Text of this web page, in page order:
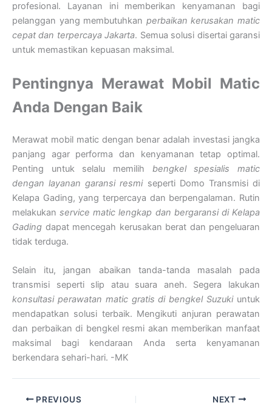
profesional. Layanan ini memberikan kenyamanan bagi
pelanggan yang membutuhkan perbaikan kerusakan matic
cepat dan terpercaya Jakarta. Semua solusi disertai garansi
untuk memastikan kepuasan maksimal.
Pentingnya Merawat Mobil Matic
Anda Dengan Baik
Merawat mobil matic dengan benar adalah investasi jangka
panjang agar performa dan kenyamanan tetap optimal.
Penting untuk selalu memilih bengkel spesialis matic
dengan layanan garansi resmiseperti Domo Transmisi di
Kelapa Gading, yang terpercaya dan berpengalaman. Rutin
melakukanservice matic lengkap dan bergaransi di Kelapa
Gading dapat mencegah kerusakan berat dan pengeluaran
tidak terduga.
Selain itu, jangan abaikan tanda-tanda masalah pada
transmisi seperti slip atau suara aneh. Segera lakukan
konsultasi perawatan matic gratis di bengkel Suzukiuntuk
mendapatkan solusi terbaik. Mengikuti anjuran perawatan
dan perbaikan di bengkel resmi akan memberikan manfaat
maksimal bagi kendaraan Anda serta kenyamanan
berkendara sehari-hari. -MK
PREVIOUS NEXT